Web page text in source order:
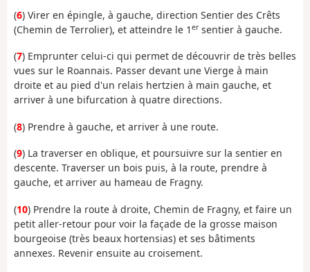
(6) Virer en épingle, à gauche, direction Sentier des Crêts
(Chemin de Terrolier), et atteindre le 1 er sentier à gauche.
(7) Emprunter celui-ci qui permet de découvrir de très belles
vues sur le Roannais. Passer devant une Vierge à main
droite et au pied d'un relais hertzien à main gauche, et
arriver à une bifurcation à quatre directions.
(8) Prendre à gauche, et arriver à une route.
(9) La traverser en oblique, et poursuivre sur la sentier en
descente. Traverser un bois puis, à la route, prendre à
gauche, et arriver au hameau de Fragny.
(10) Prendre la route à droite, Chemin de Fragny, et faire un
petit aller-retour pour voir la façade de la grosse maison
bourgeoise (très beaux hortensias) et ses bâtiments
annexes. Revenir ensuite au croisement.